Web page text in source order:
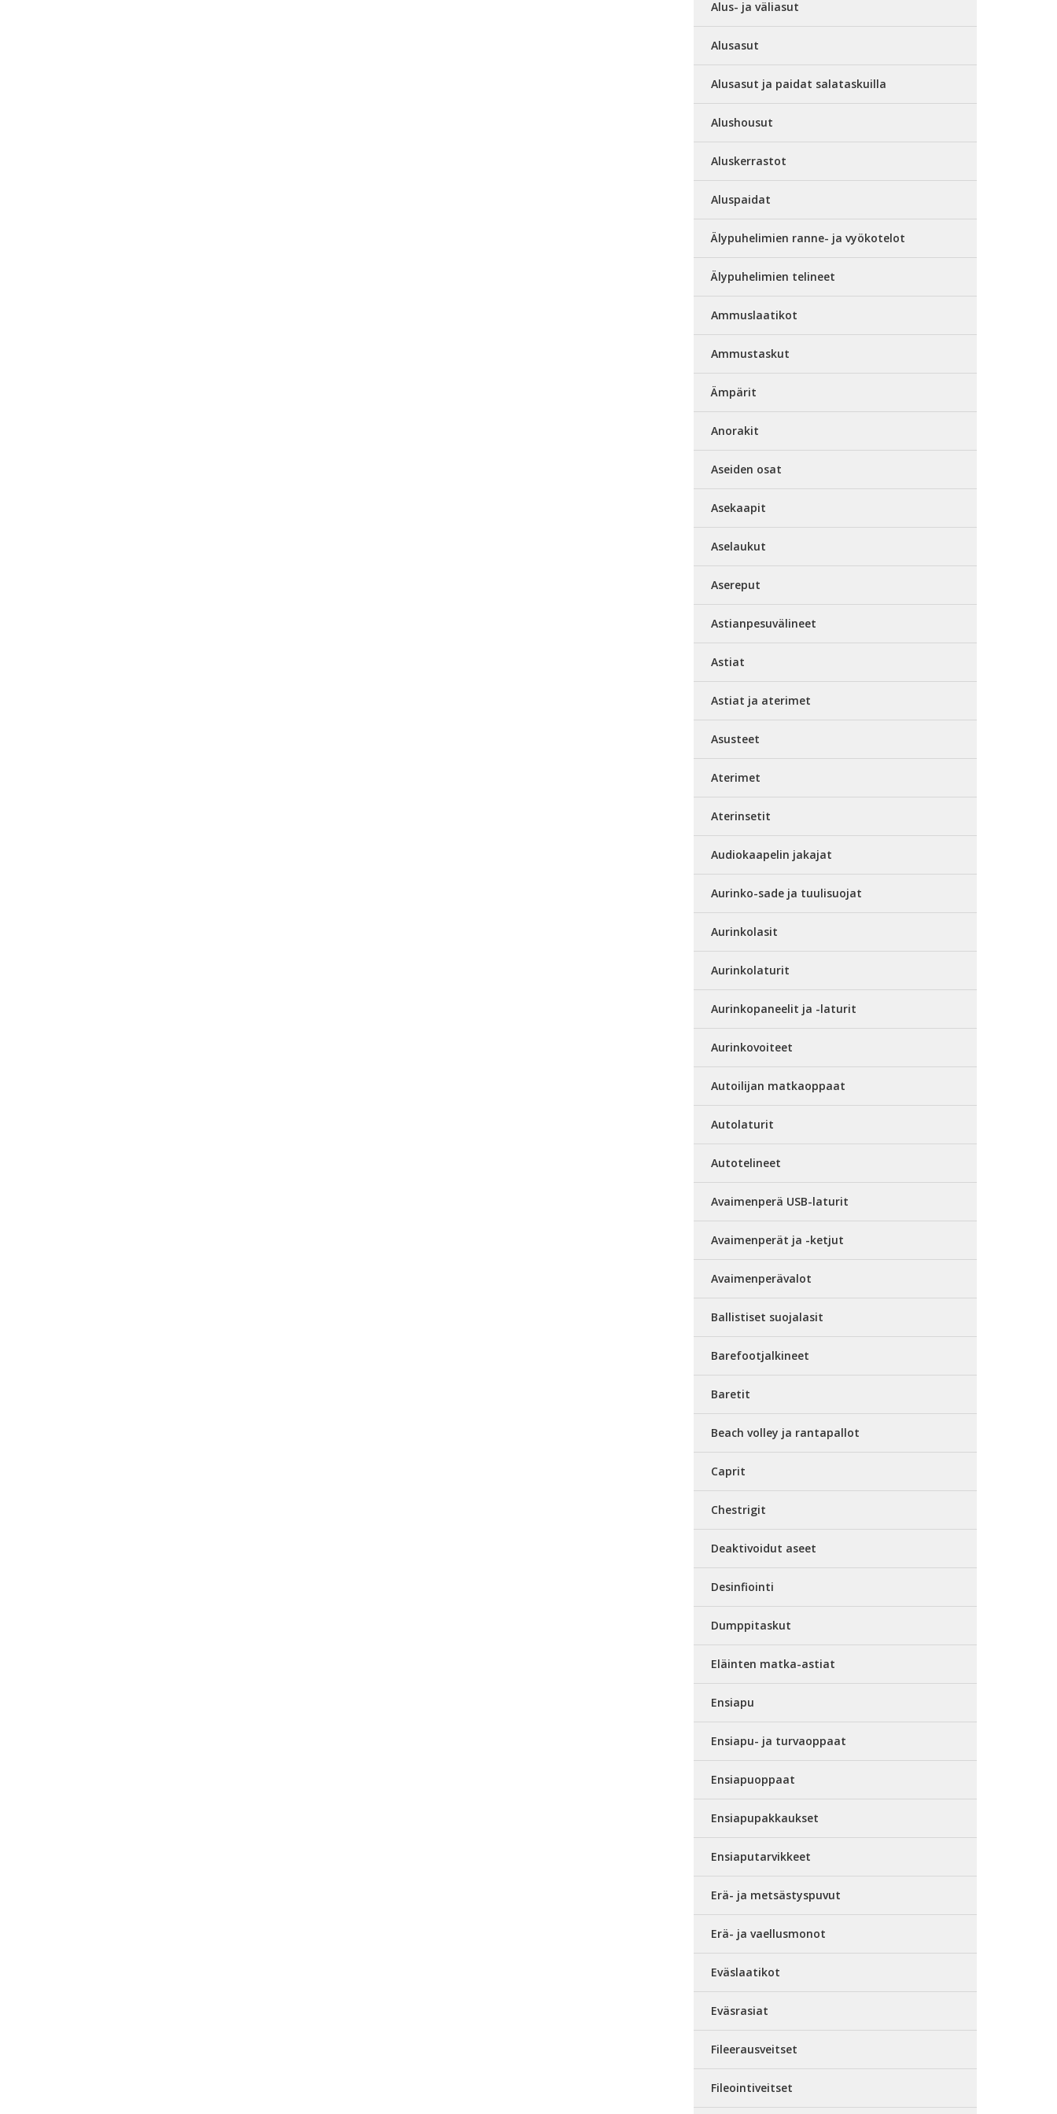
Alus- ja väliasut
Alusasut
Alusasut ja paidat salataskuilla
Alushousut
Aluskerrastot
Aluspaidat
Älypuhelimien ranne- ja vyökotelot
Älypuhelimien telineet
Ammuslaatikot
Ammustaskut
Ämpärit
Anorakit
Aseiden osat
Asekaapit
Aselaukut
Asereput
Astianpesuvälineet
Astiat
Astiat ja aterimet
Asusteet
Aterimet
Aterinsetit
Audiokaapelin jakajat
Aurinko-sade ja tuulisuojat
Aurinkolasit
Aurinkolaturit
Aurinkopaneelit ja -laturit
Aurinkovoiteet
Autoilijan matkaoppaat
Autolaturit
Autotelineet
Avaimenperä USB-laturit
Avaimenperät ja -ketjut
Avaimenperävalot
Ballistiset suojalasit
Barefootjalkineet
Baretit
Beach volley ja rantapallot
Caprit
Chestrigit
Deaktivoidut aseet
Desinfiointi
Dumppitaskut
Eläinten matka-astiat
Ensiapu
Ensiapu- ja turvaoppaat
Ensiapuoppaat
Ensiapupakkaukset
Ensiaputarvikkeet
Erä- ja metsästyspuvut
Erä- ja vaellusmonot
Eväslaatikot
Eväsrasiat
Fileerausveitset
Fileointiveitset